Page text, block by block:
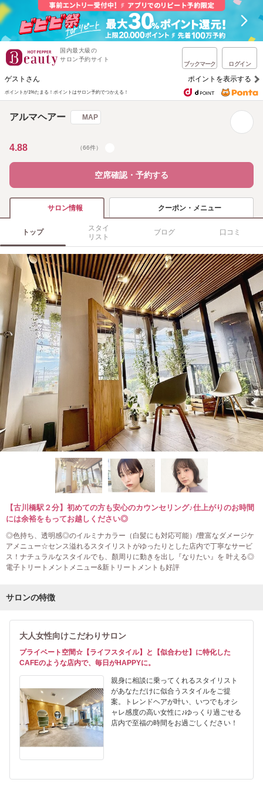
国内最大級の
サロン予約サイト
ブックマーク ログイン
ゲストさん ポイントを表示する
ポイントが1%たまる！ ポイントはサロン予約でつかえる！
アルマヘアー MAP
4.88 （66件）
空席確認・予約する
サロン情報 クーポン・メニュー
トップ
スタイ
リスト
ブログ 口コミ
【古川橋駅２分】初めての方も安心のカウンセリング♪仕上がりのお時間
には余裕をもってお越しください◎
◎色持ち、透明感◎のイルミナカラー（白髪にも対応可能）/豊富なダメージケ
アメニュー☆センス溢れるスタイリストがゆったりとした店内で丁寧なサービ
ス！ナチュラルなスタイルでも、顏周りに動きを出し『なりたい』を 叶える◎
電子トリートメントメニュー&新トリートメントも好評
サロンの特徴
大人女性向けこだわりサロン
プライベート空間☆【ライフスタイル】と【似合わせ】に特化した
CAFEのような店内で、毎日がHAPPYに。
親身に相談に乗ってくれるスタイリスト
があなただけに似合うスタイルをご提
案。トレンドヘアが叶い、いつでもオシ
ャレ感度の高い女性に♪ゆっくり過ごせる
店内で至福の時間をお過ごしください！